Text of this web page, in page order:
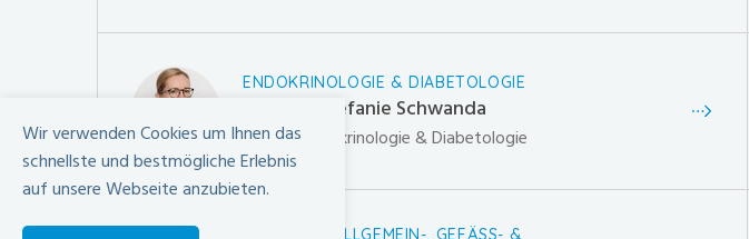
ENDOKRINOLOGIE & DIABETOLOGIE
Dr. med. Stefanie Schwanda
Leiterin Endokrinologie & Diabetologie
KLINIK FÜR ALLGEMEIN-, GEFÄSS- &
Wir verwenden Cookies um Ihnen das
schnellste und bestmögliche Erlebnis
auf unsere Webseite anzubieten.